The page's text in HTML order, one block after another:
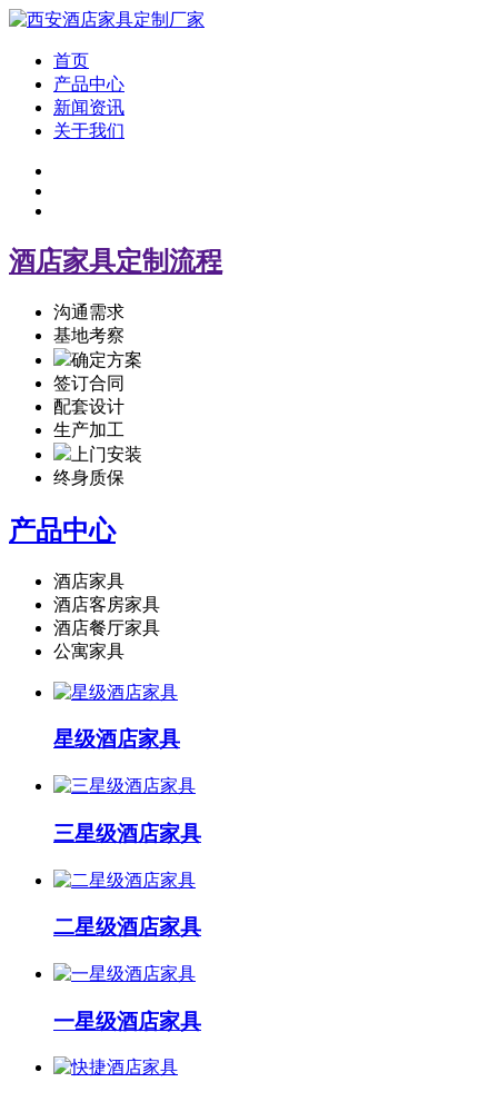
首页
产品中心
新闻资讯
关于我们
酒店家具定制流程
沟通需求
基地考察
确定方案
签订合同
配套设计
生产加工
上门安装
终身质保
产品中心
酒店家具
酒店客房家具
酒店餐厅家具
公寓家具
星级酒店家具
三星级酒店家具
二星级酒店家具
一星级酒店家具